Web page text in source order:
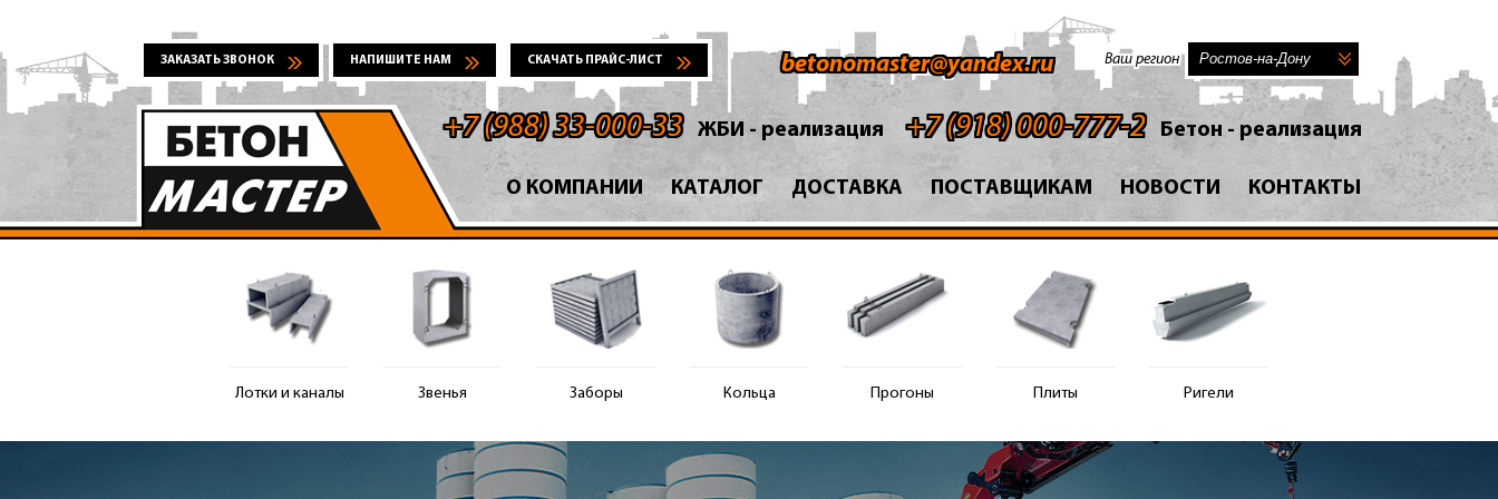
ЗАКАЗАТЬ ЗВОНОК НАПИШИТЕ НАМ СКАЧАТЬ ПРАЙС-ЛИСТ betonomaster@yandex.ru Ваш регион
+7 (988) 33-000-33 ЖБИ - реализация +7 (918) 000-777-2 Бетон - реализация
О КОМПАНИИ КАТАЛОГ ДОСТАВКА ПОСТАВЩИКАМ НОВОСТИ КОНТАКТЫ
Лотки и каналы Звенья Заборы Кольца Прогоны Плиты Ригели